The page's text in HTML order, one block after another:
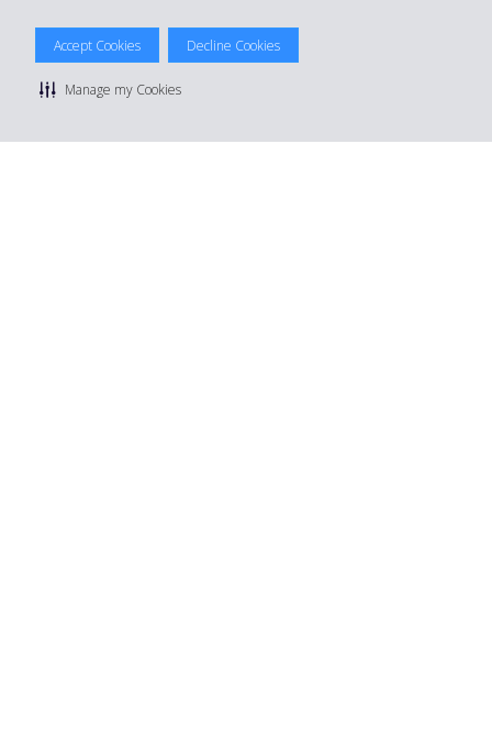
Accept Cookies Decline Cookies
Manage my Cookies
Privacybeleid
Gebruiksvoorwaarden
Sitemap